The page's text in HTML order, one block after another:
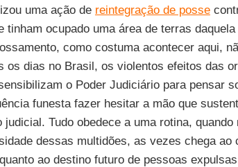
uma ação de reintegração de posse
ocupado uma área de terras daquela
como costuma acontecer aqui,
os dias no Brasil, os violentos efeitos das
o Poder Judiciário para pensar
funesta fazer hesitar a mão que
Tudo obedece a uma rotina, quando
dessas multidões, as vezes chega ao
ao destino futuro de pessoas